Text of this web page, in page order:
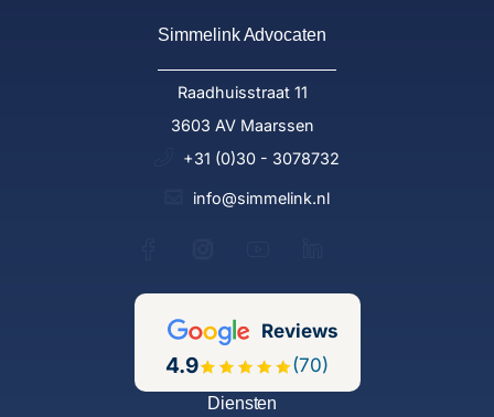
Simmelink Advocaten
Raadhuisstraat 11
3603 AV Maarssen
+31 (0)30 - 3078732
info@simmelink.nl
Reviews
4.9 (70)
Diensten